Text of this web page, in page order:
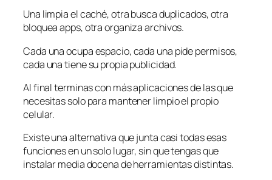
Una limpia el caché, otra busca duplicados, otra
bloquea apps, otra organiza archivos.
Cada una ocupa espacio, cada una pide permisos,
cada una tiene su propia publicidad.
Al final terminas con más aplicaciones de las que
necesitas solo para mantener limpio el propio
celular.
Existe una alternativa que junta casi todas esas
funciones en un solo lugar, sin que tengas que
instalar media docena de herramientas distintas.